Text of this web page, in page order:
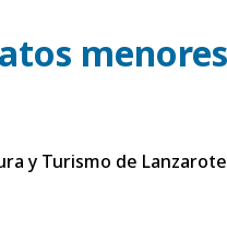
y Turismo de Lanzarote